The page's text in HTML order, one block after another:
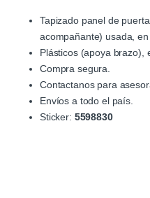
Tapizado panel de
acompañante) usada,
Plásticos (apoya brazo),
Compra segura.
Contactanos para
Envíos a todo el país.
Sticker: 5598830